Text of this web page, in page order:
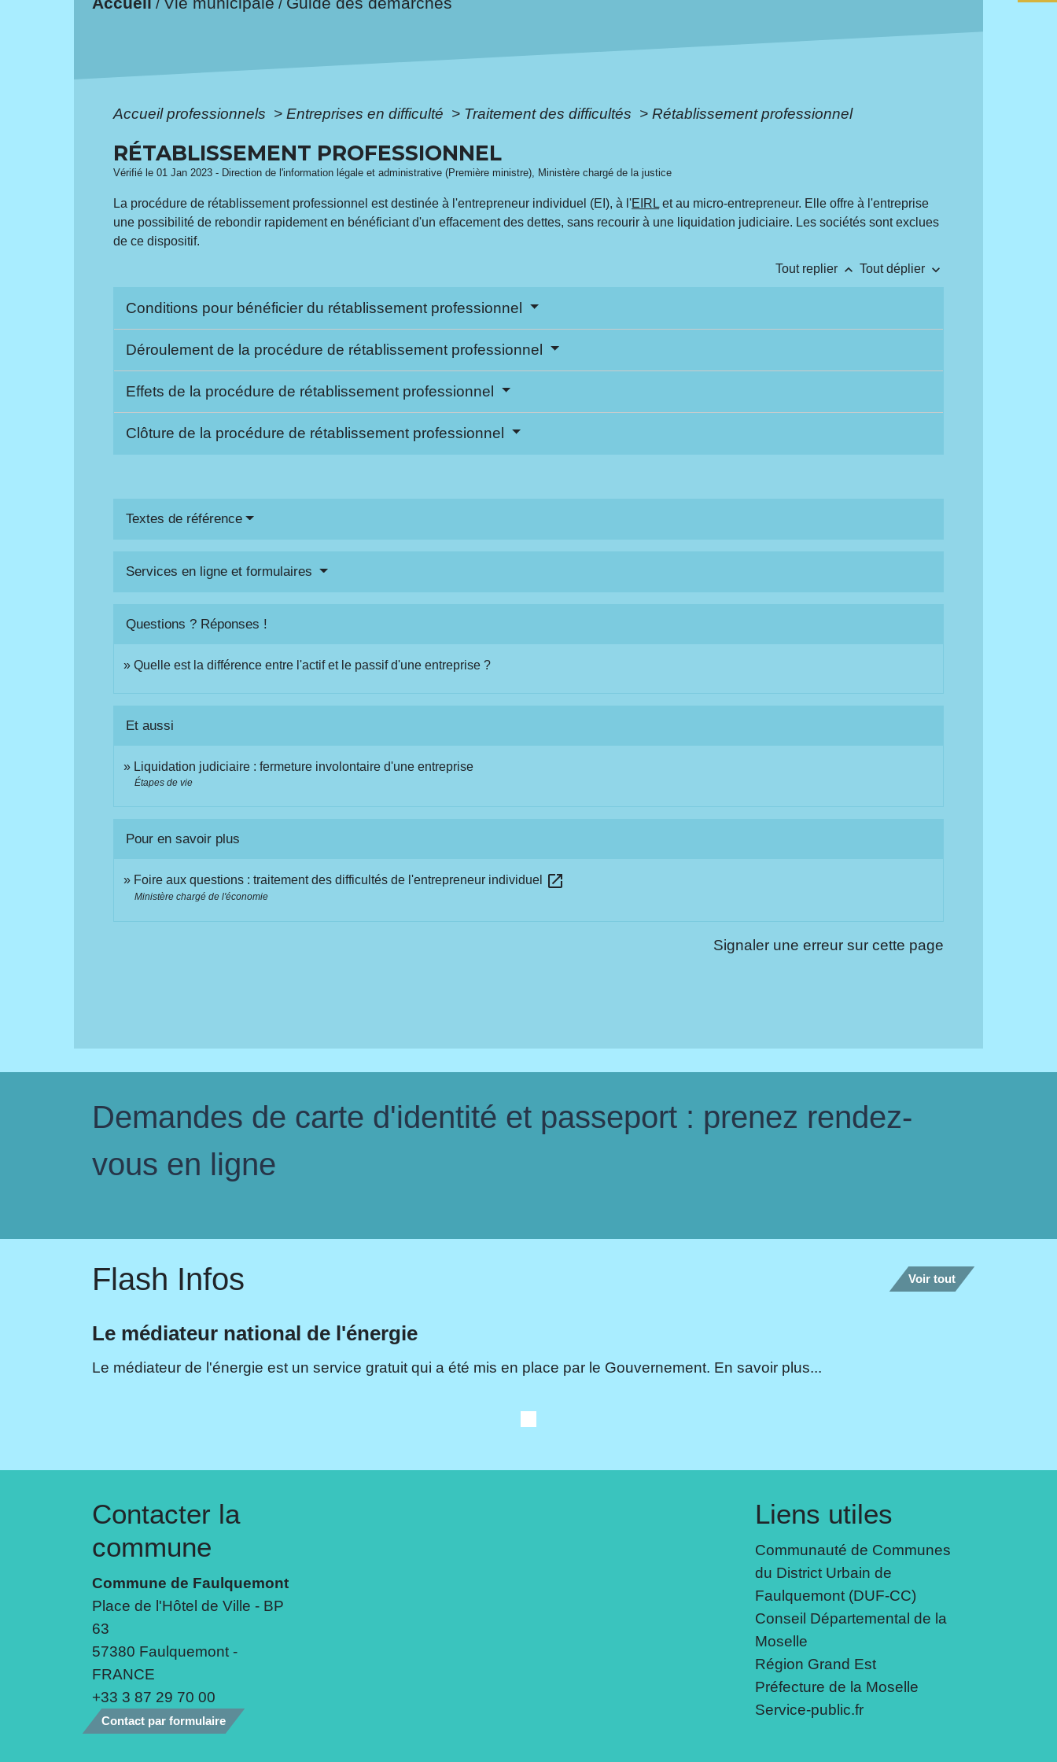
/ /
Accueil professionnels > Entreprises en difficulté > Traitement des difficultés > Rétablissement professionnel
RÉTABLISSEMENT PROFESSIONNEL
Vérifié le 01 Jan 2023 - Direction de l'information légale et administrative (Première ministre), Ministère chargé de la justice
La procédure de rétablissement professionnel est destinée à l'entrepreneur individuel (EI), à l'EIRL et au micro-entrepreneur. Elle offre à l'entreprise
une possibilité de rebondir rapidement en bénéficiant d'un effacement des dettes, sans recourir à une liquidation judiciaire. Les sociétés sont exclues
de ce dispositif.
Tout replier keyboard_arrow_up Tout déplier keyboard_arrow_down
Conditions pour bénéficier du rétablissement professionnel
Déroulement de la procédure de rétablissement professionnel
Effets de la procédure de rétablissement professionnel
Clôture de la procédure de rétablissement professionnel
Textes de référence
Services en ligne et formulaires
Questions ? Réponses !
Quelle est la différence entre l'actif et le passif d'une entreprise ?
Et aussi
Liquidation judiciaire : fermeture involontaire d'une entreprise
Étapes de vie
Pour en savoir plus
Foire aux questions : traitement des difficultés de l'entrepreneur individuel open_in_new
Ministère chargé de l'économie
Signaler une erreur sur cette page
Demandes de carte d'identité et passeport : prenez rendez-
vous en ligne
Flash Infos Voir tout
Le médiateur national de l'énergie
Le médiateur de l'énergie est un service gratuit qui a été mis en place par le Gouvernement. En savoir plus...
Contacter la
commune
Commune de Faulquemont
Place de l'Hôtel de Ville - BP
63
57380 Faulquemont -
FRANCE
+33 3 87 29 70 00
Contact par formulaire
Liens utiles
Communauté de Communes
du District Urbain de
Faulquemont (DUF-CC)
Conseil Départemental de la
Moselle
Région Grand Est
Préfecture de la Moselle
Service-public.fr